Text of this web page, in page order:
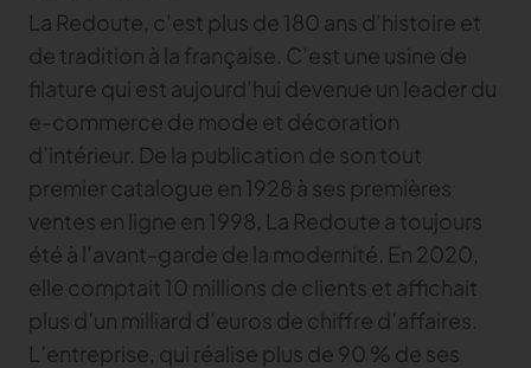
La Redoute, c’est plus de 180 ans d’histoire et
de tradition à la française. C’est une usine de
filature qui est aujourd’hui devenue un leader du
e-commerce de mode et décoration
d’intérieur. De la publication de son tout
premier catalogue en 1928 à ses premières
ventes en ligne en 1998, La Redoute a toujours
été à l’avant-garde de la modernité. En 2020,
elle comptait 10 millions de clients et affichait
plus d’un milliard d’euros de chiffre d’affaires.
L’entreprise, qui réalise plus de 90 % de ses